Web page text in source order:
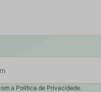
a Política de Privacidade.